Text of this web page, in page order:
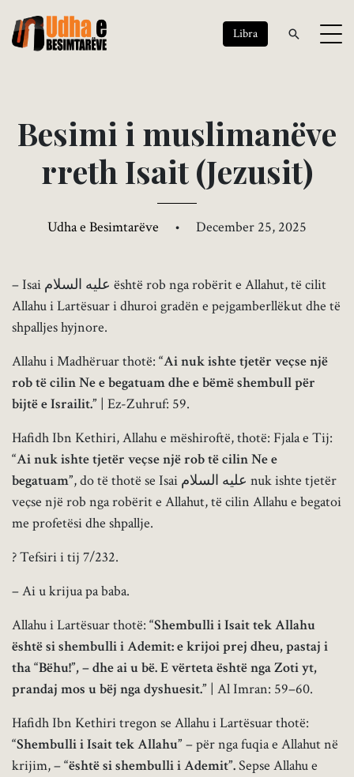
Libra
Besimi i muslimanëve
rreth Isait(Jezusit)
Udha e Besimtarëve • December 25, 2025
– Isai عليه السلام është rob nga robërit e Allahut, të cilit
Allahu i Lartësuar i dhuroi gradën e pejgamberllëkut dhe të
shpalljes hyjnore.
Allahu i Madhëruar thotë: “Ai nuk ishte tjetër veçse një
rob të cilin Ne e begatuam dhe e bëmë shembull për
bijtë e Israilit.” | Ez-Zuhruf: 59.
Hafidh Ibn Kethiri, Allahu e mëshiroftë, thotë: Fjala e Tij:
“Ai nuk ishte tjetër veçse një rob të cilin Ne e
begatuam”, do të thotë se Isai عليه السلام nuk ishte tjetër
veçse një rob nga robërit e Allahut, të cilin Allahu e begatoi
me profetësi dhe shpallje.
? Tefsiri i tij 7/232.
– Ai u krijua pa baba.
Allahu i Lartësuar thotë: “Shembulli i Isait tek Allahu
është si shembulli i Ademit: e krijoi prej dheu, pastaj i
tha “Bëhu!”, – dhe ai u bë. E vërteta është nga Zoti yt,
prandaj mos u bëj nga dyshuesit.” | Al Imran: 59–60.
Hafidh Ibn Kethiri tregon se Allahu i Lartësuar thotë:
“Shembulli i Isait tek Allahu” – për nga fuqia e Allahut në
krijim, –“është si shembulli i Ademit”.Sepse Allahu e